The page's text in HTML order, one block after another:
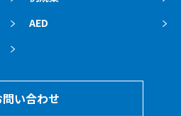
AED
問い合わせ